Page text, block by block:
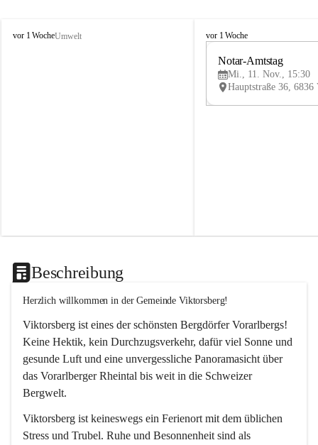
V
vor 1 WocheUmwelt
V
vor 1 Woche
Notar-Amtstag
Mi., 11. Nov., 15:30
Beschreibung
Herzlich willkommen in der Gemeinde Viktorsberg!
Viktorsberg ist eines der schönsten Bergdörfer Vorarlbergs!
Keine Hektik, kein Durchzugsverkehr, dafür viel Sonne und
gesunde Luft und eine unvergessliche Panoramasicht über
das Vorarlberger Rheintal bis weit in die Schweizer
Bergwelt.
Viktorsberg ist keineswegs ein Ferienort mit dem üblichen
Stress und Trubel. Ruhe und Besonnenheit sind als